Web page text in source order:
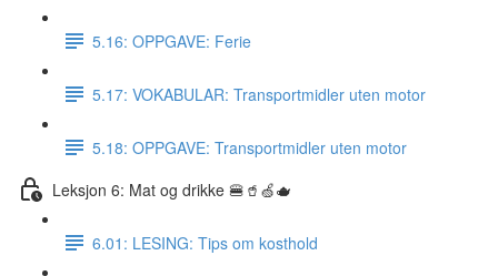
5.16: OPPGAVE: Ferie
5.17: VOKABULAR: Transportmidler uten motor
5.18: OPPGAVE: Transportmidler uten motor
Leksjon 6: Mat og drikke 🍔🥤🍏🫖
6.01: LESING: Tips om kosthold